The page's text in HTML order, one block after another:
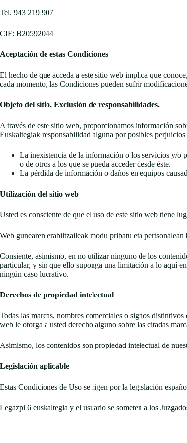
Tel. 943 219 907
CIF: B20592044
Aceptación de estas Condiciones
El hecho de que acceda a este sitio web implica que
cada momento, las Condiciones pueden sufrir
Objeto del sitio. Exclusión de responsabilidades.
A través de este sitio web, proporcionamos información
Euskaltegiak responsabilidad alguna por posibles perjuicios
La inexistencia de la información o los servicios y/o
o de otros a los que se pueda acceder desde éste.
La pérdida de información o daños en equipos
Utilización del sitio web
Usted es consciente de que el uso de este sitio web tiene
Web gunearen erabiltzaileak modu pribatu eta
Consiente, asimismo, en no utilizar ninguno de los
particular, y sin que ello suponga una limitación a lo aquí
ningún caso lucrativo.
Derechos de propiedad intelectual
Todas las marcas, nombres comerciales o signos
web le otorga a usted derecho alguno sobre las citadas
Asimismo, los contenidos son propiedad intelectual de
Legislación aplicable
Estas Condiciones de Uso se rigen por la legislación
Legazpi 6 euskaltegia y el usuario se someten a los